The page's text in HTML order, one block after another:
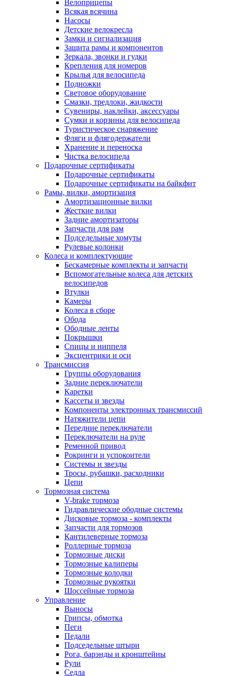
Велоприцепы
Всякая всячина
Насосы
Детские велокресла
Замки и сигнализация
Защита рамы и компонентов
Зеркала, звонки и гудки
Крепления для номеров
Крылья для велосипеда
Подножки
Световое оборудование
Смазки, тредлоки, жидкости
Сувениры, наклейки, аксессуары
Сумки и корзины для велосипеда
Туристическое снаряжение
Фляги и флягодержатели
Хранение и переноска
Чистка велосипеда
Подарочные сертификаты
Подарочные сертификаты
Подарочные сертификаты на байкфит
Рамы, вилки, амортизация
Амортизационные вилки
Жесткие вилки
Задние амортизаторы
Запчасти для рам
Подседельные хомуты
Рулевые колонки
Колеса и комплектующие
Бескамерные комплекты и запчасти
Вспомогательные колеса для детских
велосипедов
Втулки
Камеры
Колеса в сборе
Обода
Ободные ленты
Покрышки
Спицы и ниппеля
Эксцентрики и оси
Трансмиссия
Группы оборудования
Задние переключатели
Каретки
Кассеты и звезды
Компоненты электронных трансмиссий
Натяжители цепи
Передние переключатели
Переключатели на руле
Ременной привод
Рокринги и успокоители
Системы и звезды
Тросы, рубашки, расходники
Цепи
Тормозная система
V-brake тормоза
Гидравлические ободные системы
Дисковые тормоза - комплекты
Запчасти для тормозов
Кантилеверные тормоза
Роллерные тормоза
Тормозные диски
Тормозные калиперы
Тормозные колодки
Тормозные рукоятки
Шоссейные тормоза
Управление
Выносы
Грипсы, обмотка
Пеги
Педали
Подседельные штыри
Рога, барэнды и кронштейны
Рули
Седла